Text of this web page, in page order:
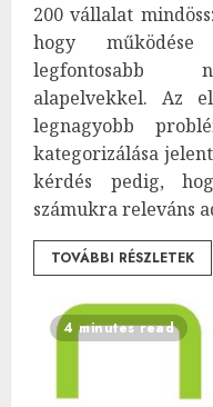
200 vállalat
hogy
legfontosabb
alapelvekkel. Az
legnagyobb
kategorizálása
kérdés pedig,
számukra releváns
TOVÁBBI RÉSZLETEK
4 minutes read